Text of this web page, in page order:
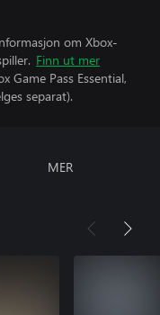
om Xbox-
Finn ut mer
Game Pass Essential,
separat).
MER